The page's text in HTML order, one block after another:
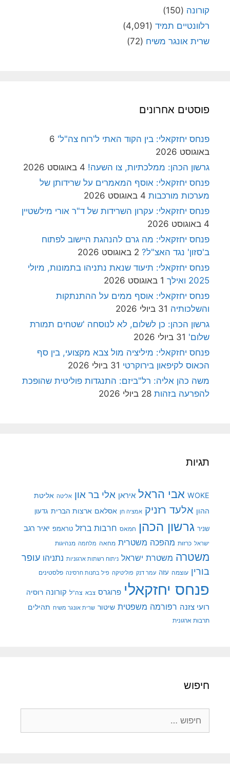
קורונה (150)
רלוונטיים תמיד (4,091)
שרית אונגר משיח (72)
פוסטים אחרונים
פנחס יחזקאלי: בין הקוד האתי ל'רוח צה"ל' 6
באוגוסט 2026
גרשון הכהן: ממלכתיות, צו השעה! 4 באוגוסט 2026
פנחס יחזקאלי: אוסף המאמרים על שרידותן של
מערכות מורכבות 4 באוגוסט 2026
פנחס יחזקאלי: עקרון השרידות של ד"ר אורי מילשטיין
4 באוגוסט 2026
פנחס יחזקאלי: מה גרם להנהגת היישוב לפתוח
ב'סזון' נגד האצ"ל? 2 באוגוסט 2026
פנחס יחזקאלי: תיעוד שנאת נתניהו בתמונות, מיולי
2025 ואילך
1 באוגוסט 2026
פנחס יחזקאלי: אוסף ממים על ההתנתקות
והשלכותיה 31 ביולי 2026
גרשון הכהן: כן לשלום, לא לנוסחה 'שטחים תמורת
שלום' 31 ביולי 2026
פנחס יחזקאלי: מיליציה מול צבא מקצועי, בין סף
הכאוס לקיפאון בירוקרטי 31 ביולי 2026
משה כהן אליה: רל"ביזם: התנגדות פוליטית שהופכת
להפרעה בזהות 28 ביולי 2026
תגיות
WOKE אבי הראל איראן אלי בר און אליטה אליטת
ההון אלעד רזניק אמציה חן אסלאם ארצות הברית גדעון
שניר גרשון הכהן חמאס חרבות ברזל טראמפ יאיר רגב
ישראל כרזות מהפכה משטרית מחאה מלחמה מנהיגות
משטרה משטרת ישראל ניתוח רשתות ארגוניות נתניהו עופר
בורין עוצמה עזה עמר דנק פוליטיקה פיל בחנות חרסינה פלסטינים
פנחס יחזקאלי פרוגרס צבא צה"ל קורונה רוסיה
רועי צזנה רפורמה משפטית שיטור שרית אונגר משיח תהילים
תרבות ארגונית
חיפוש